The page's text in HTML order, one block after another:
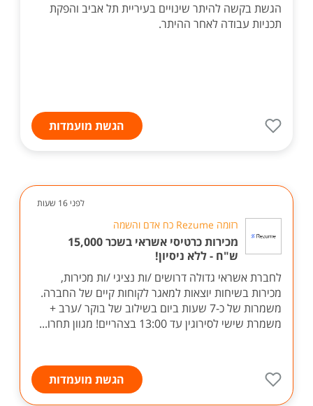
הגשת בקשה להיתר שינויים בעיריית תל אביב והפקת
תכניות עבודה לאחר ההיתר.
הגשת מועמדות
לפני 16 שעות
רזומה Rezume כח אדם והשמה
מכירות כרטיסי אשראי בשכר 15,000
ש"ח - ללא ניסיון!
לחברת אשראי גדולה דרושים /ות נציגי /ות מכירות,
מכירות בשיחות יוצאות למאגר לקוחות קיים של החברה.
משמרות של כ-7 שעות ביום בשילוב של בוקר /ערב +
משמרת שישי לסירוגין עד 13:00 בצהריים! מגוון תחרו...
הגשת מועמדות